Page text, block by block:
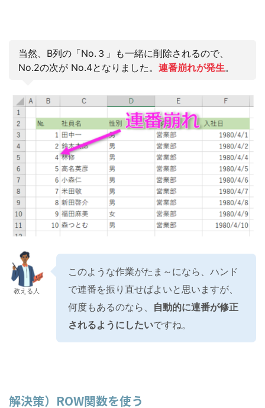
当然、B列の「No.３」も一緒に削除されるので、
No.2の次が No.4となりました。 連番崩れが発生。
教える人
このような作業がたま～になら、ハンド
で連番を振り直せばよいと思いますが、
何度もあるのなら、 自動的に連番が修正
されるようにしたいですね。
解決策）ROW関数を使う